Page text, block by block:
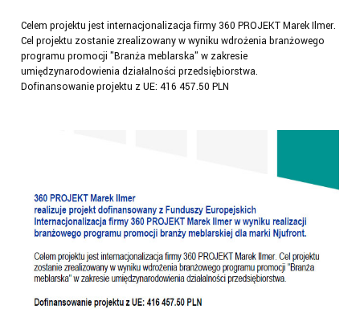
Celem projektu jest internacjonalizacja firmy 360 PROJEKT Marek Ilmer.
Cel projektu zostanie zrealizowany w wyniku wdrożenia branżowego
programu promocji "Branża meblarska" w zakresie
umiędzynarodowienia działalności przedsiębiorstwa.
Dofinansowanie projektu z UE: 416 457.50 PLN